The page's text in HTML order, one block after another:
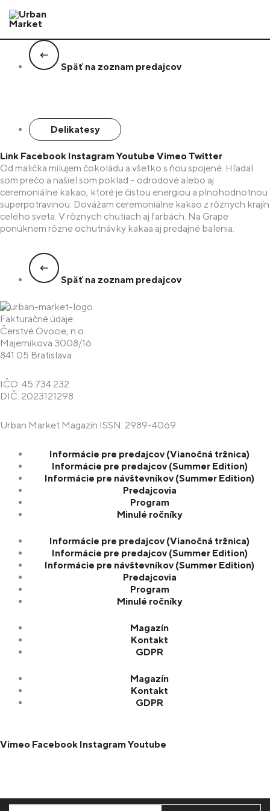
na
obsah
Späť na zoznam predajcov
Delikatesy
Link Facebook InstagramYoutube Vimeo Twitter
Od malička milujem čokoládu a všetko s ňou spojené. Hľadal
som prečo a našiel som poklad – odrodové alebo aj
ceremoniálne kakao, ktoré je čistou energiou a plnohodnotnou
superpotravinou. Dovážam ceremoniálne kakao z rôznych krajín
celého sveta. V rôznych chutiach aj farbách. Na Grape
ponúknem rôzne ochutnávky kakaa aj predajné balenia.
Späť na zoznam predajcov
Fakturačné údaje:
Čerstvé Ovocie, n.o.
Majerníkova 3008/16
841 05 Bratislava
IČO: 45 734 232
DIČ: 2023121298
Urban Market Magazín ISSN: 2989-4069
Informácie pre predajcov (Vianočná tržnica)
Informácie pre predajcov (Summer Edition)
Informácie pre návštevníkov (Summer Edition)
Predajcovia
Program
Minulé ročníky
Informácie pre predajcov (Vianočná tržnica)
Informácie pre predajcov (Summer Edition)
Informácie pre návštevníkov (Summer Edition)
Predajcovia
Program
Minulé ročníky
Magazín
Kontakt
GDPR
Magazín
Kontakt
GDPR
Vimeo Facebook InstagramYoutube